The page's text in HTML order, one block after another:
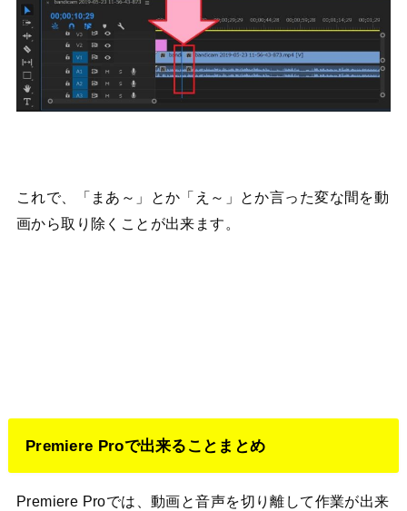
これで、「まあ～」とか「え～」とか言った変な間を動
画から取り除くことが出来ます。
Premiere Proで出来ることまとめ
Premiere Proでは、動画と音声を切り離して作業が出来